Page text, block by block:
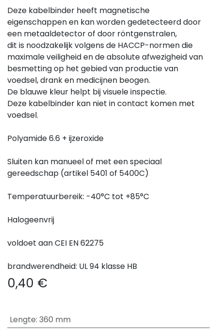
Deze kabelbinder heeft magnetische
eigenschappen en kan worden gedetecteerd door
een metaaldetector of door röntgenstralen,
dit is noodzakelijk volgens de HACCP-normen die
maximale veiligheid en de absolute afwezigheid van
besmetting op het gebied van productie van
voedsel, drank en medicijnen beogen.
De blauwe kleur helpt bij visuele inspectie.
Deze kabelbinder kan niet in contact komen met
voedsel.
Polyamide 6.6 + ijzeroxide
Sluiten kan manueel of met een speciaal
gereedschap (artikel 5401 of 5400C)
Temperatuurbereik: -40°C tot +85°C
Halogeenvrij
voldoet aan CEI EN 62275
brandwerendheid: UL 94 klasse HB
0,40 €
Lengte: 360 mm